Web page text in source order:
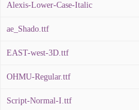
Alexis-Lower-Case-Italic
ae_Shado.ttf
EAST-west-3D.ttf
OHMU-Regular.ttf
Script-Normal-I.ttf